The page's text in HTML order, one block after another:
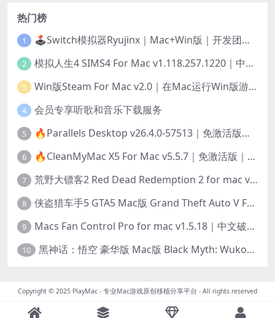
热门榜
1 🕹️Switch模拟器Ryujinx｜Mac+Win版｜开发团队已解散此乃最后的绝唱版本
2 模拟人生4 SIMS4 For Mac v1.118.257.1220｜中文原生版｜无限金币｜全100DLC
3 Win版Steam For Mac v2.0｜在Mac运行Win版游戏！｜升级GPTK4.0支持！
4 会员专享听歌和音乐下载服务
5 🔥Parallels Desktop v26.4.0-57513｜免激活版｜在Mac上安装Windows/Linux等系统[赠Windows激活]
6 🔥CleanMyMac X5 For Mac v5.5.7｜免激活版｜macOS系统优化/清理神器
7 荒野大镖客2 Red Dead Redemption 2 for mac v1436.28｜中文移植版｜最好玩的开放世界游戏
8 侠盗猎车手5 GTA5 Mac版 Grand Theft Auto V For Mac｜中文破解版
9 Macs Fan Control Pro for mac v1.5.18｜中文破解版｜风扇监控与控制工具
10 黑神话：悟空 豪华版 Mac版 Black Myth: Wukong For Mac v1.0.21.23831｜国语中文移植版｜仅限终身VIP交流学习｜含Mac+Win版
Copyright © 2025 PlayMac - 专业Mac游戏原创移植分享平台 - All rights reserved